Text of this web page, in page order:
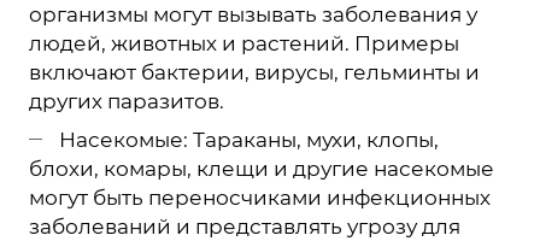
организмы могут вызывать заболевания у
людей, животных и растений. Примеры
включают бактерии, вирусы, гельминты и
других паразитов.
Насекомые: Тараканы, мухи, клопы,
блохи, комары, клещи и другие насекомые
могут быть переносчиками инфекционных
заболеваний и представлять угрозу для